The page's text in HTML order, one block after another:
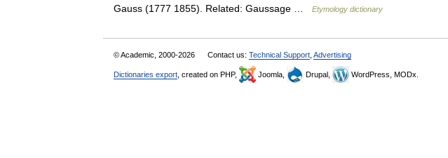
Gauss (1777 1855). Related: Gaussage …
Etymology dictionary
© Academic, 2000-2026 Contact us: Technical Support Advertising
Dictionaries export , created on PHP, Joomla, Drupal, WordPress, MODx.